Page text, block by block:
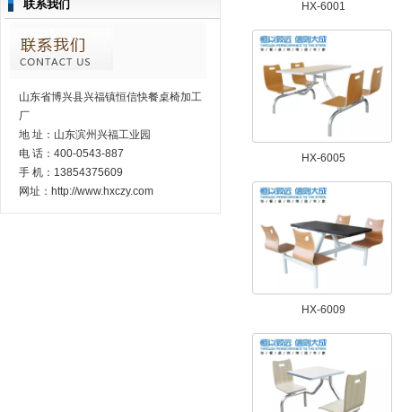
联系我们
山东省博兴县兴福镇恒信快餐桌椅加工
厂
地 址：山东滨州兴福工业园
电 话：400-0543-887
手 机：13854375609
网址：http://www.hxczy.com
HX-6001
HX-6005
HX-6009